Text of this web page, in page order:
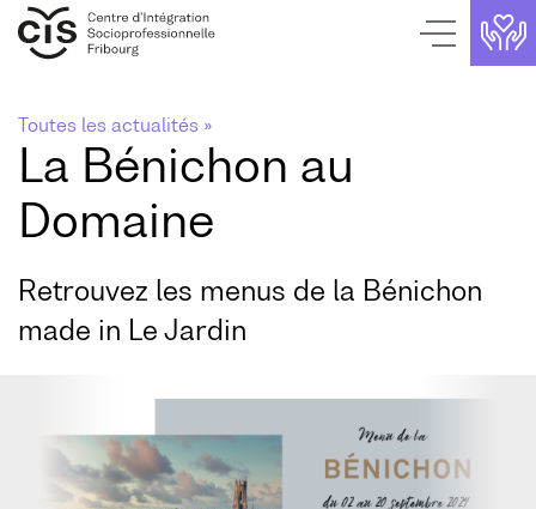
Navigation interne
Toutes les actualités »
La Bénichon au
Domaine
Retrouvez les menus de la Bénichon
made in Le Jardin